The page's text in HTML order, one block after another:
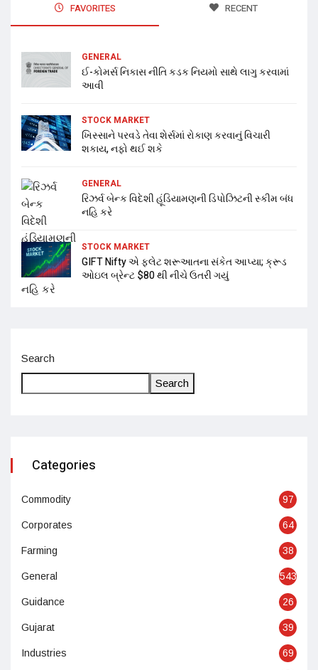
FAVORITES RECENT
GENERAL
ઈ-કોમર્સ નિકાસ નીતિ કડક નિયમો સાથે લાગુ કરવામાં
આવી
STOCK MARKET
ખિસ્સાને પરવડે તેવા શેર્સમાં રોકાણ કરવાનું વિચારી
શકાય, નફો થઈ શકે
GENERAL
રિઝર્વ બેન્ક વિદેશી હૂંડિયામણની ડિપોઝિટની સ્કીમ બંધ
નહિ કરે
STOCK MARKET
GIFT Nifty એ ફ્લેટ શરૂઆતના સંકેત આપ્યા; ક્રૂડ
ઓઇલ બ્રેન્ટ $80 થી નીચે ઉતરી ગયું
Search
Search
Categories
Commodity 97
Corporates 64
Farming 38
General 543
Guidance 26
Gujarat 39
Industries 69